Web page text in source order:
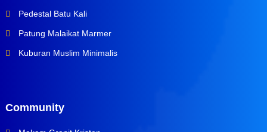
Pedestal Batu Kali
Patung Malaikat Marmer
Kuburan Muslim Minimalis
Community